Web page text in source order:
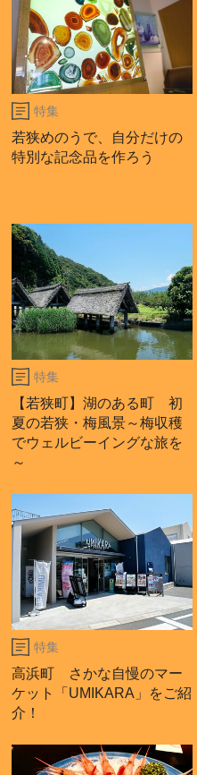
特集
若狭めのうで、自分だけの
特別な記念品を作ろう
特集
【若狭町】湖のある町 初
夏の若狭・梅風景～梅収穫
でウェルビーイングな旅を
～
特集
高浜町 さかな自慢のマー
ケット「UMIKARA」をご紹
介！